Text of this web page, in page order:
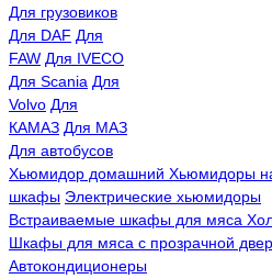
Для грузовиков
Для DAF Для
FAW Для IVECO
Для Scania Для
Volvo Для
КАМАЗ Для МАЗ
Для автобусов
Хьюмидор домашний Хьюмидоры
шкафы Электрические хьюмидоры
Встраиваемые шкафы для мяса
Шкафы для мяса с прозрачной
Автокондиционеры